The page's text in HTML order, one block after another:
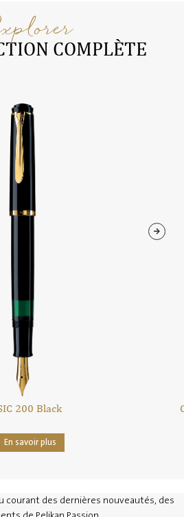
COMPLÈTE
200 Black
En savoir plus
courant des dernières nouveautés, des